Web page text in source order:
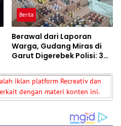
Berita
Berawal dari Laporan
Warga, Gudang Miras di
Garut Digerebek Polisi: 308
Ditangkap
iklan platform Recreativ dan
dengan materi konten ini.